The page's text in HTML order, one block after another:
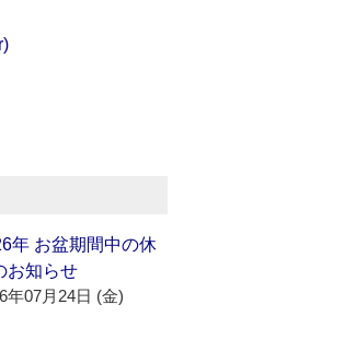
年 お盆期間中の休
お知らせ
年07月24日 (金)